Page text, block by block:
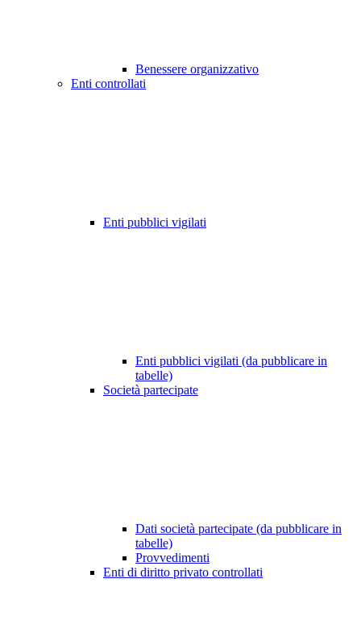
Benessere organizzativo
Enti controllati
Enti pubblici vigilati
Enti pubblici vigilati (da pubblicare in
tabelle)
Società partecipate
Dati società partecipate (da pubblicare in
tabelle)
Provvedimenti
Enti di diritto privato controllati